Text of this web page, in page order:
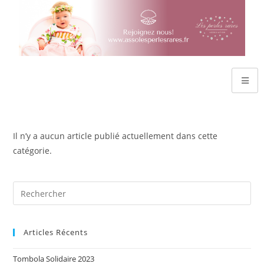
Il n’y a aucun article publié actuellement dans cette
catégorie.
Articles Récents
Tombola Solidaire 2023